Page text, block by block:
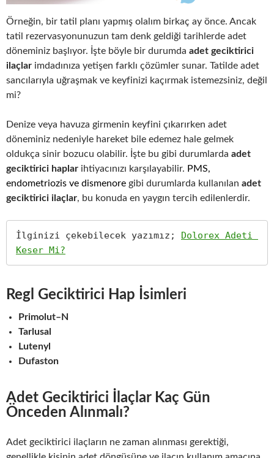
Örneğin, bir tatil planı yapmış olalım birkaç ay önce. Ancak
tatil rezervasyonunuzun tam denk geldiği tarihlerde adet
döneminiz başlıyor. İşte böyle bir durumda adet geciktirici
ilaçlar imdadınıza yetişen farklı çözümler sunar. Tatilde adet
sancılarıyla uğraşmak ve keyfinizi kaçırmak istemezsiniz, değil
mi?
Denize veya havuza girmenin keyfini çıkarırken adet
döneminiz nedeniyle hareket bile edemez hale gelmek
oldukça sinir bozucu olabilir. İşte bu gibi durumlarda adet
geciktirici haplar ihtiyacınızı karşılayabilir. PMS,
endometriozis ve dismenore gibi durumlarda kullanılan adet
geciktirici ilaçlar, bu konuda en yaygın tercih edilenlerdir.
İlginizi çekebilecek yazımız; Dolorex Adeti
Keser Mi?
Regl Geciktirici Hap İsimleri
Primolut–N
Tarlusal
Lutenyl
Dufaston
Adet Geciktirici İlaçlar Kaç Gün
Önceden Alınmalı?
Adet geciktirici ilaçların ne zaman alınması gerektiği,